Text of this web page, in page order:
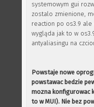
systemowym gui
zostalo zmienione,
reaction po os3.9
wygląda jak to w
antyaliasingu na
Powstaje nowe
powstawac bedzie
mozna konfigurowac
to w MUI). Nie bez